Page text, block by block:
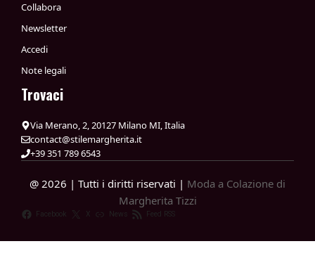
Collabora
Newsletter
Accedi
Note legali
Trovaci
Via Merano, 2, 20127 Milano MI, Italia
contact@stilemargherita.it
+39 351 789 6543
@ 2026 | Tutti i diritti riservati | Moda a Colazione di
Margherita Tizzi
Facebook X News Feed RSS